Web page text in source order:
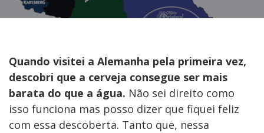
Quando visitei a Alemanha pela primeira vez,
descobri que a cerveja consegue ser mais
barata do que a água. Não sei direito como
isso funciona mas posso dizer que fiquei feliz
com essa descoberta. Tanto que, nessa